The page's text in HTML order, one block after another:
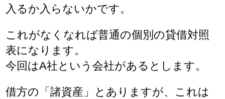
入るか入らないかです。
これがなくなれば普通の個別の貸借対照
表になります。
今回はA社という会社があるとします。
借方の「諸資産」とありますが、これは